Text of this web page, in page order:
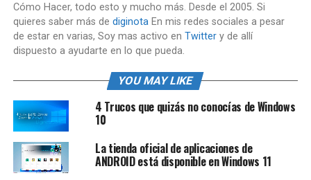
Cómo Hacer, todo esto y mucho más. Desde el 2005. Si
quieres saber más de diginotaEn mis redes sociales a pesar
de estar en varias, Soy mas activo en Twittery de allí
dispuesto a ayudarte en lo que pueda.
YOU MAY LIKE
4 Trucos que quizás no conocías de Windows
10
La tienda oficial de aplicaciones de
ANDROID está disponible en Windows 11